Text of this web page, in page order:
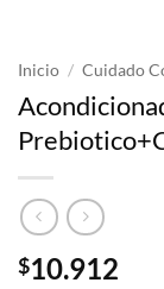
Inicio / Cuidado
$10.912